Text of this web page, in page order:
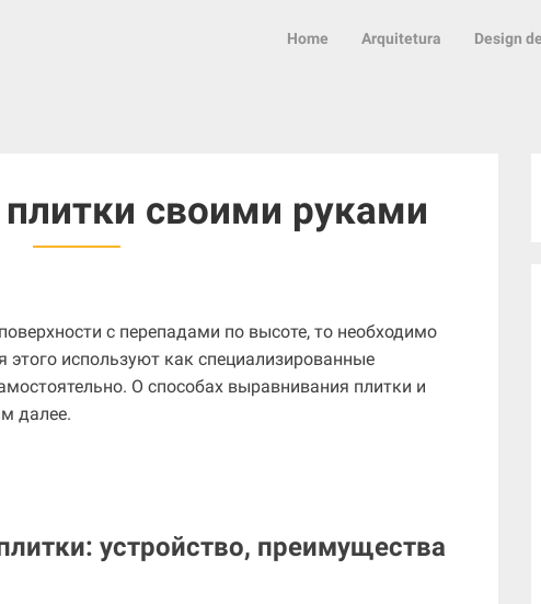
Home Arquitetura Design
своими руками
с перепадами по высоте, то необходимо
используют как специализированные
О способах выравнивания плитки и
далее.
устройство, преимущества